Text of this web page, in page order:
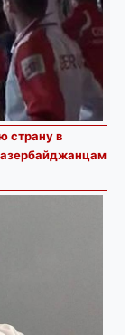
страну в